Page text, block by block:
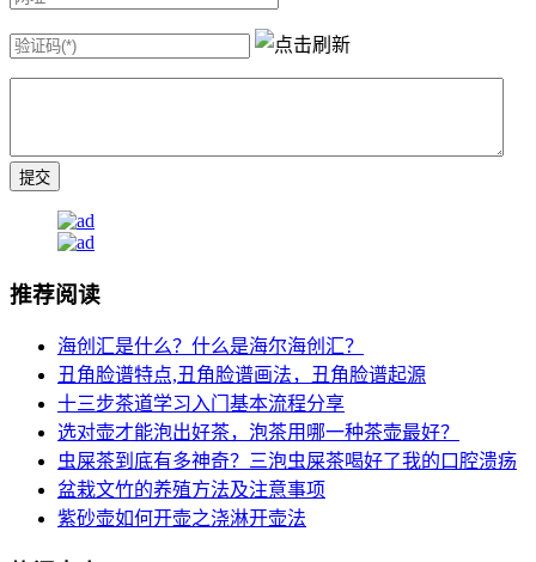
推荐阅读
海创汇是什么？什么是海尔海创汇？
丑角脸谱特点,丑角脸谱画法，丑角脸谱起源
十三步茶道学习入门基本流程分享
选对壶才能泡出好茶，泡茶用哪一种茶壶最好？
虫屎茶到底有多神奇？三泡虫屎茶喝好了我的口腔溃疡
盆栽文竹的养殖方法及注意事项
紫砂壶如何开壶之浇淋开壶法